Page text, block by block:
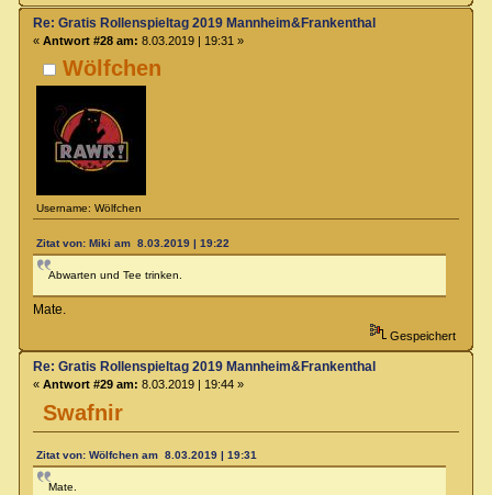
Wölfchen
Username: Wölfchen
Re: Gratis Rollenspieltag 2019 Mannheim&Frankenthal
« Antwort #28 am: 8.03.2019 | 19:31 »
Zitat von: Miki am 8.03.2019 | 19:22
Abwarten und Tee trinken.
Mate.
Gespeichert
Swafnir
Re: Gratis Rollenspieltag 2019 Mannheim&Frankenthal
« Antwort #29 am: 8.03.2019 | 19:44 »
Zitat von: Wölfchen am 8.03.2019 | 19:31
Mate.